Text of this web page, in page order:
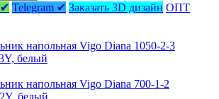
✔ Telegram ✔ Заказать 3D дизайн ОПТ
напольная Vigo Diana 1050-2-3
белый
напольная Vigo Diana 700-1-2
белый